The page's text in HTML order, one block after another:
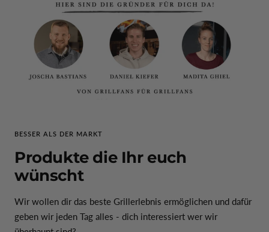
BESSER ALS DER MARKT
Produkte die Ihr euch
wünscht
Wir wollen dir das beste Grillerlebnis ermöglichen und dafür
geben wir jeden Tag alles - dich interessiert wer wir